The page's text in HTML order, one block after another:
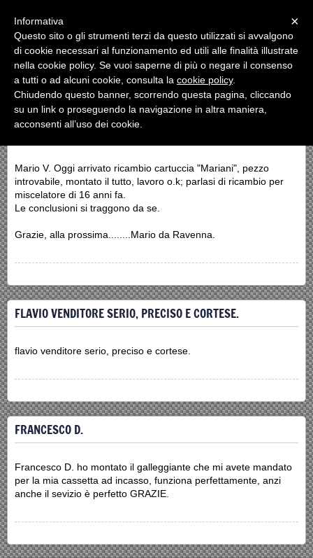
RECENSIONI
« 1 2 3 »
MARIO V.
Mario V. Oggi arrivato ricambio cartuccia "Mariani", pezzo
introvabile, montato il tutto, lavoro o.k; parlasi di ricambio per
miscelatore di 16 anni fa.
Le conclusioni si traggono da se.
Grazie, alla prossima........Mario da Ravenna.
FLAVIO VENDITORE SERIO, PRECISO E CORTESE.
flavio venditore serio, preciso e cortese.
FRANCESCO D.
Francesco D. ho montato il galleggiante che mi avete mandato
per la mia cassetta ad incasso, funziona perfettamente, anzi
anche il sevizio è perfetto GRAZIE.
×
Informativa
Questo sito o gli strumenti terzi da questo utilizzati si avvalgono
di cookie necessari al funzionamento ed utili alle finalità illustrate
nella cookie policy. Se vuoi saperne di più o negare il consenso
a tutti o ad alcuni cookie, consulta la cookie policy.
Chiudendo questo banner, scorrendo questa pagina, cliccando
su un link o proseguendo la navigazione in altra maniera,
acconsenti all’uso dei cookie.